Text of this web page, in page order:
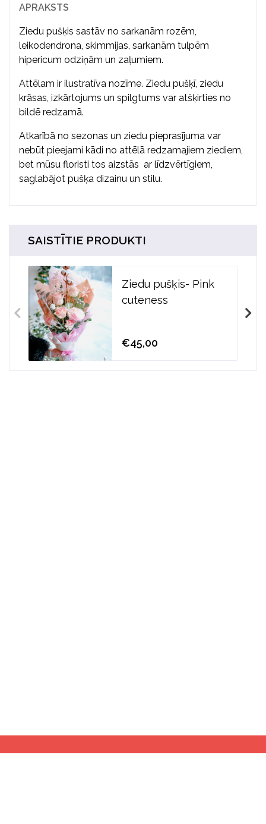
APRAKSTS
Ziedu pušķis sastāv no sarkanām rozēm,
leikodendrona, skimmijas, sarkanām tulpēm
hipericum odziņām un zaļumiem.
Attēlam ir ilustratīva nozīme. Ziedu pušķī, ziedu
krāsas, izkārtojums un spilgtums var atšķirties no
bildē redzamā.
Atkarībā no sezonas un ziedu pieprasījuma var
nebūt pieejami kādi no attēlā redzamajiem ziediem,
bet mūsu floristi tos aizstās ar līdzvērtīgiem,
saglabājot pušķa dizainu un stilu.
SAISTĪTIE PRODUKTI
Ziedu pušķis- Pink
cuteness
€45,00